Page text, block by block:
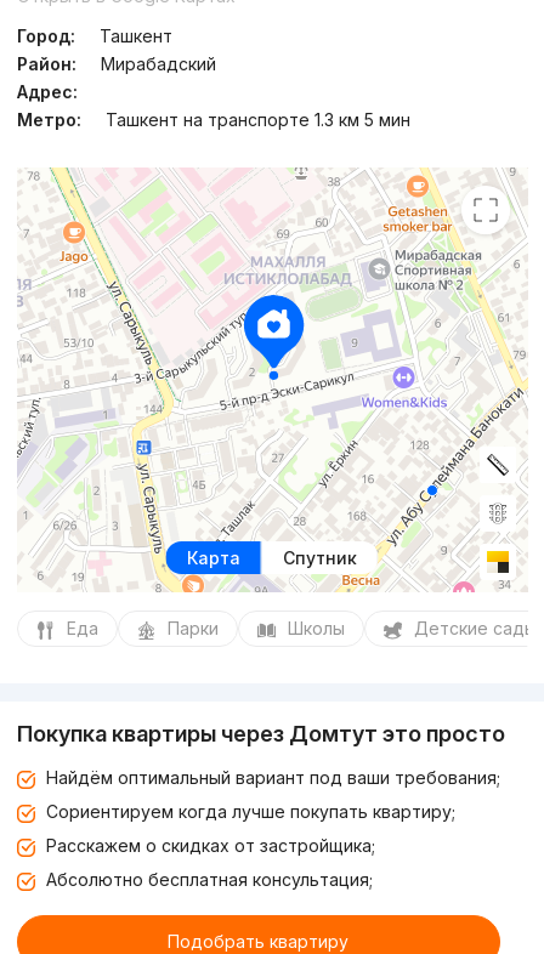
Город:
Ташкент
Район:
Мирабадский
Адрес:
Метро:
Ташкент на транспорте 1.3 км 5 мин
Карта Спутник
Еда Парки Школы Детские сады
Покупка квартиры через Домтут это просто
Найдём оптимальный вариант под ваши требования;
Сориентируем когда лучше покупать квартиру;
Расскажем о скидках от застройщика;
Абсолютно бесплатная консультация;
Подобрать квартиру